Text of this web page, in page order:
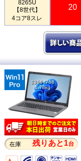
8265U
【8世代】
4コア8スレ
20
1366×768
1.78kg
在庫 残りあと1台